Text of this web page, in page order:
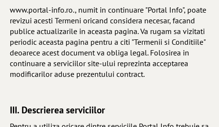
www.portal-info.ro., numit in continuare "Portal Info", poate
revizui acesti Termeni oricand considera necesar, facand
publice actualizarile in aceasta pagina. Va rugam sa vizitati
periodic aceasta pagina pentru a citi "Termenii si Conditiile"
deoarece acest document va obliga legal. Folosirea in
continuare a serviciilor site-ului reprezinta acceptarea
modificarilor aduse prezentului contract.
III. Descrierea serviciilor